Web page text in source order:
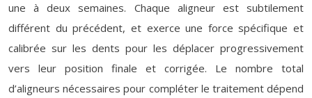
une à deux semaines. Chaque aligneur est subtilement
différent du précédent, et exerce une force spécifique et
calibrée sur les dents pour les déplacer progressivement
vers leur position finale et corrigée. Le nombre total
d’aligneurs nécessaires pour compléter le traitement dépend